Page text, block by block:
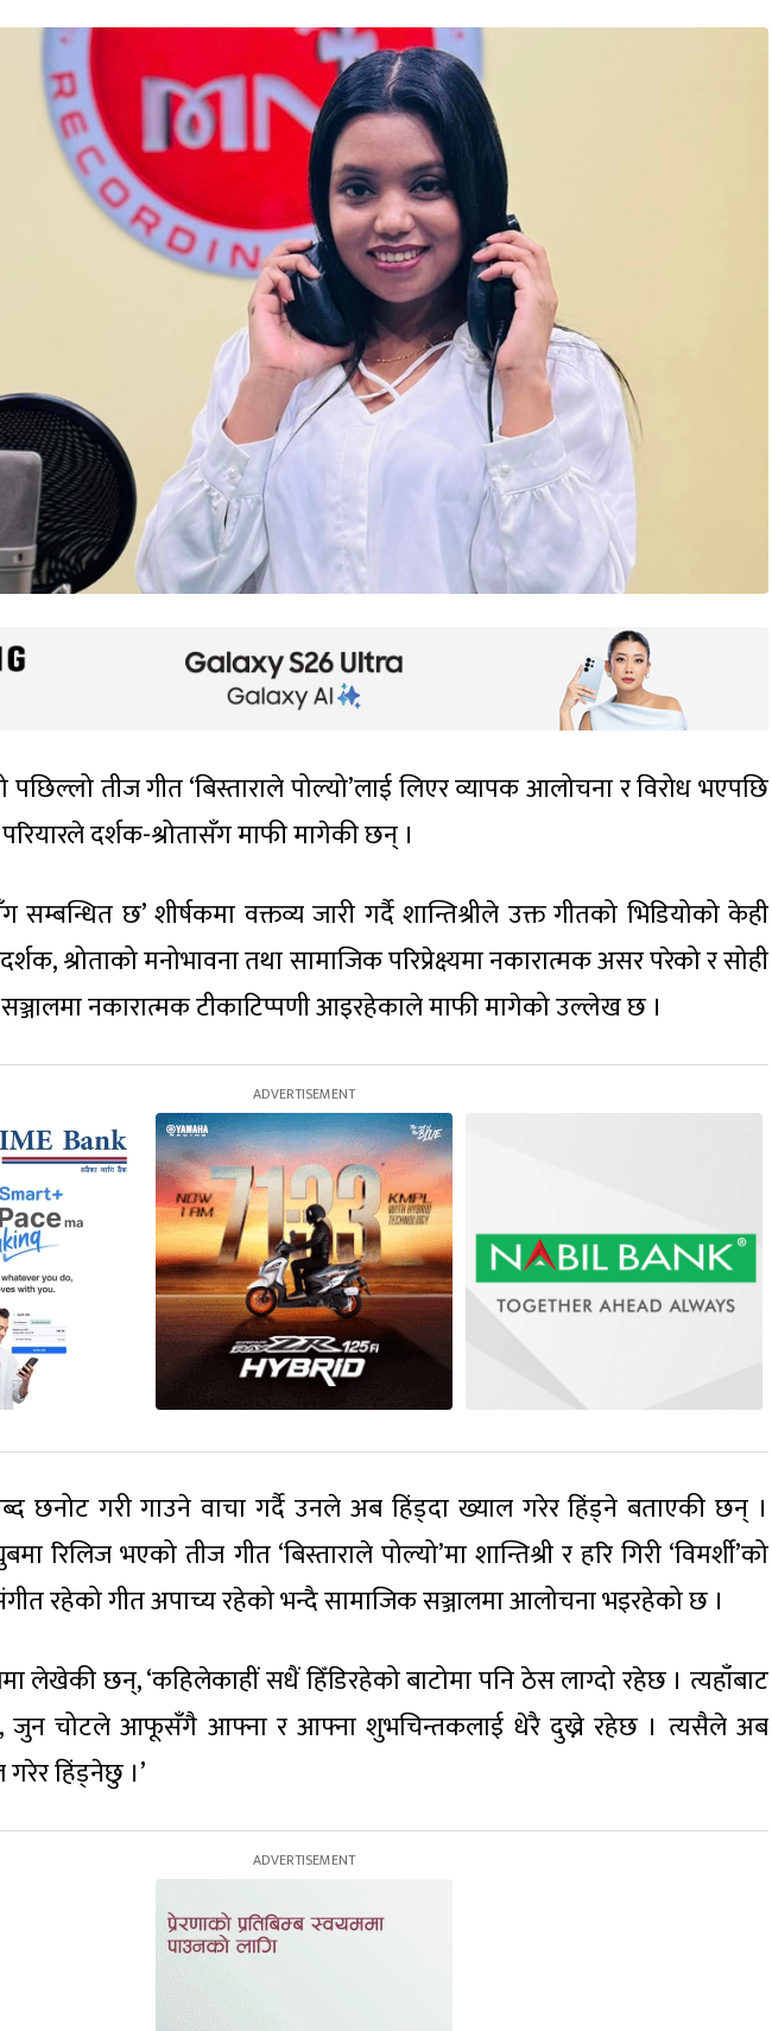
तीज गीत ‘बिस्ताराले पोल्यो’लाई लिएर व्यापक आलोचना र विरोध भएपछि
परियारले दर्शक-श्रोतासँग माफी मागेकी छन् ।
छ’ शीर्षकमा वक्तव्य जारी गर्दै शान्तिश्रीले उक्त गीतको भिडियोको केही
श्रोताको मनोभावना तथा सामाजिक परिप्रेक्ष्यमा नकारात्मक असर परेको र सोही
नकारात्मक टीकाटिप्पणी आइरहेकाले माफी मागेको उल्लेख छ ।
छनोट गरी गाउने वाचा गर्दै उनले अब हिंड्दा ख्याल गरेर हिंड्ने बताएकी छन् ।
रिलिज भएको तीज गीत ‘बिस्ताराले पोल्यो’मा शान्तिश्री र हरि गिरी ‘विमर्शी’को
रहेको गीत अपाच्य रहेको भन्दै सामाजिक सञ्जालमा आलोचना भइरहेको छ ।
लेखेकी छन्, ‘कहिलेकाहीं सधैं हिँडिरहेको बाटोमा पनि ठेस लाग्दो रहेछ । त्यहाँबाट
जुन चोटले आफूसँगै आफ्ना र आफ्ना शुभचिन्तकलाई धेरै दुख्ने रहेछ । त्यसैले अब
हिंड्नेछु ।’